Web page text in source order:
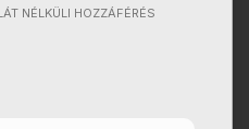
NÉLKÜLI HOZZÁFÉRÉS